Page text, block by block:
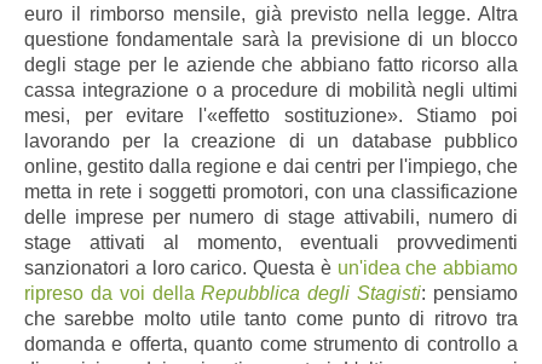
euro il rimborso mensile, già previsto nella legge. Altra
questione fondamentale sarà la previsione di un blocco
degli stage per le aziende che abbiano fatto ricorso alla
cassa integrazione o a procedure di mobilità negli ultimi
mesi, per evitare l'«effetto sostituzione». Stiamo poi
lavorando per la creazione di un database pubblico
online, gestito dalla regione e dai centri per l'impiego, che
metta in rete i soggetti promotori, con una classificazione
delle imprese per numero di stage attivabili, numero di
stage attivati al momento, eventuali provvedimenti
sanzionatori a loro carico. Questa è un'idea che abbiamo
ripreso da voi dellaRepubblica degli Stagisti: pensiamo
che sarebbe molto utile tanto come punto di ritrovo tra
domanda e offerta, quanto come strumento di controllo a